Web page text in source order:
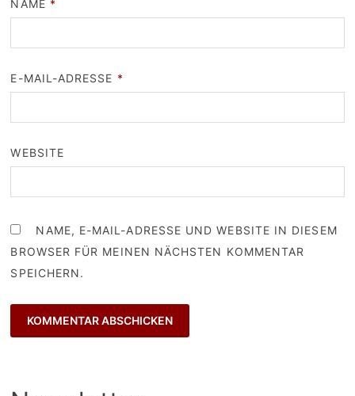
NAME *
E-MAIL-ADRESSE *
WEBSITE
NAME, E-MAIL-ADRESSE UND WEBSITE IN DIESEM
BROWSER FÜR MEINEN NÄCHSTEN KOMMENTAR
SPEICHERN.